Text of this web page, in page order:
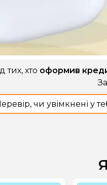
тих, хто оформив
чи увімкнені у